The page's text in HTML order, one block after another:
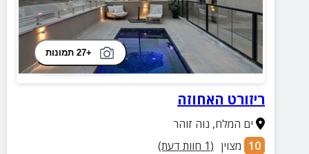
+27 תמונות
ריזורט האחוזה
ים המלח, נוה זוהר
10 מצוין (
1 חוות דעת)